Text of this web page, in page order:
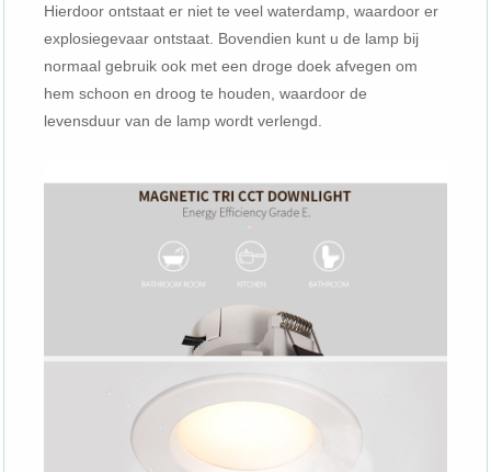
Hierdoor ontstaat er niet te veel waterdamp, waardoor er
explosiegevaar ontstaat. Bovendien kunt u de lamp bij
normaal gebruik ook met een droge doek afvegen om
hem schoon en droog te houden, waardoor de
levensduur van de lamp wordt verlengd.